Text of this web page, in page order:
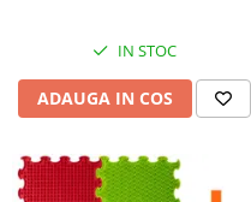
IN STOC
ADAUGA IN COS